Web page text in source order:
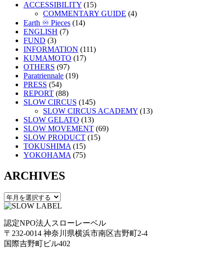
ACCESSIBILITY (15)
COMMENTARY GUIDE (4)
Earth ♾️ Pieces (14)
ENGLISH (7)
FUND (3)
INFORMATION (111)
KUMAMOTO (17)
OTHERS (97)
Paratriennale (19)
PRESS (54)
REPORT (88)
SLOW CIRCUS (145)
SLOW CIRCUS ACADEMY (13)
SLOW GELATO (13)
SLOW MOVEMENT (69)
SLOW PRODUCT (15)
TOKUSHIMA (15)
YOKOHAMA (75)
ARCHIVES
認定NPO法人スローレーベル
〒232-0014 神奈川県横浜市南区吉野町2-4
国際吉野町ビル402